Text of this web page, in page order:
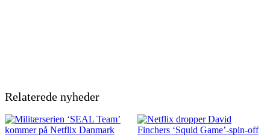
Relaterede nyheder